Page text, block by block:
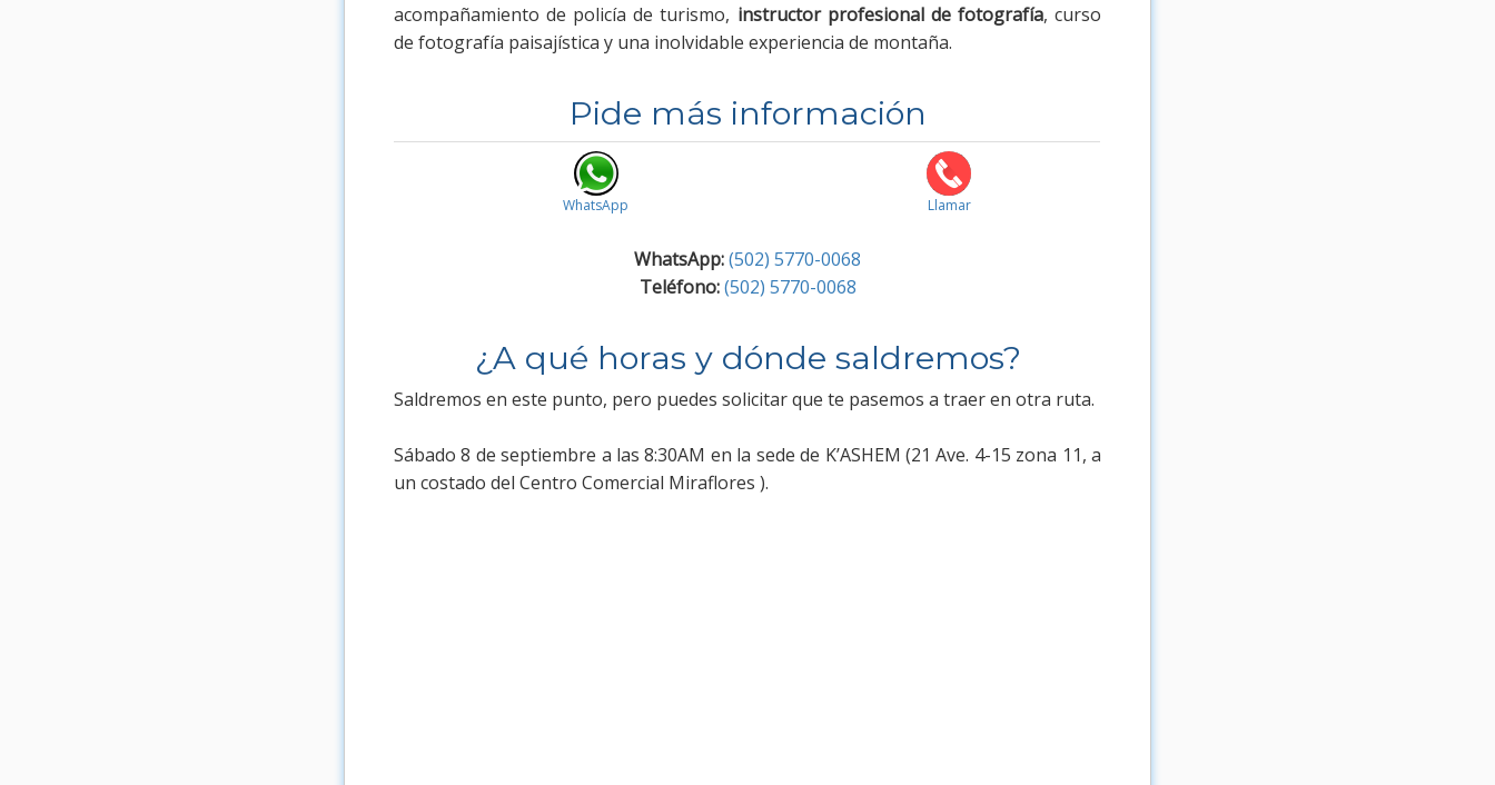
acompañamiento de policía de turismo, instructor profesional de fotografía, curso
de fotografía paisajística y una inolvidable experiencia de montaña.
Pide más información
WhatsApp Llamar
WhatsApp:(502) 5770-0068
Teléfono: (502) 5770-0068
¿A qué horas y dónde saldremos?
Saldremos en este punto, pero puedes solicitar que te pasemos a traer en otra ruta.
Sábado 8 de septiembre a las 8:30AM en la sede de K’ASHEM (21 Ave. 4-15 zona 11, a
un costado del Centro Comercial Miraflores ).